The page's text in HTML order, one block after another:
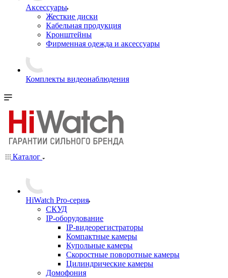
Аксессуары
Жесткие диски
Кабельная продукция
Кронштейны
Фирменная одежда и аксессуары
Комплекты видеонаблюдения
Каталог
HiWatch Pro-серия
CКУД
IP-оборудование
IP-видеорегистраторы
Компактные камеры
Купольные камеры
Скоростные поворотные камеры
Цилиндрические камеры
Домофония